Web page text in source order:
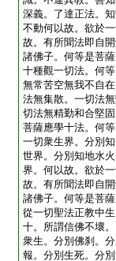
深義。了達正法。
不動何以故。欲於
故。有所聞法即自
諸佛子。何等是菩
十種觀一切法。何
無常苦空無我不自
法無集散。一切法
切法無精勤和合堅
菩薩應學十法。何
一切衆生界。分別
世界。分別知地水
界。何以故。欲於
故。有所聞法即自
諸佛子。何等是菩
從一切聖法正教中
十。所謂信佛不壞
衆生。分別佛刹。
報。分別生死。分